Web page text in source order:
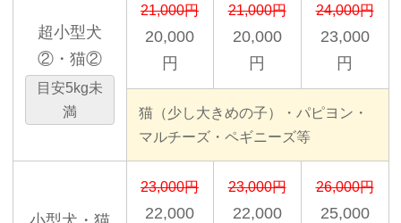
超小型犬
②・猫②
目安5kg未
満
21,000円
20,000
円
21,000円
20,000
円
24,000円
23,000
円
猫（少し大きめの子）・パピヨン・
マルチーズ・ペギニーズ等
23,000円
22,000
23,000円
22,000
26,000円
25,000